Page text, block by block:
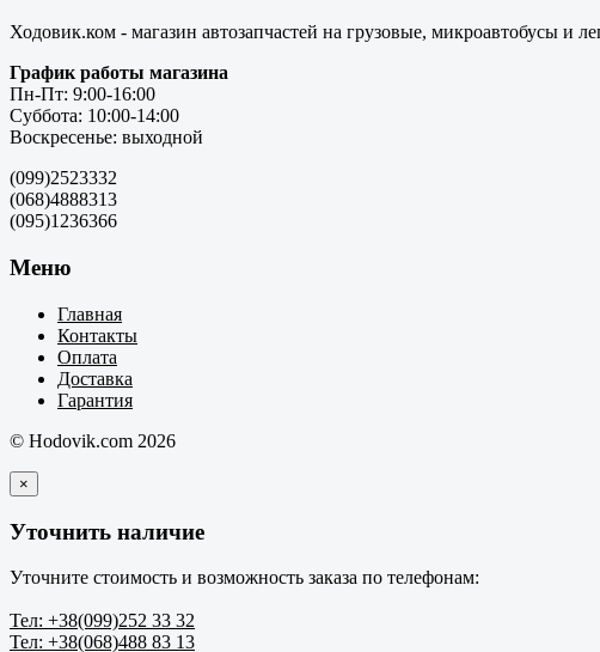
Ходовик.ком - магазин автозапчастей на грузовые, микроавтобусы и
График работы магазина
Пн-Пт: 9:00-16:00
Суббота: 10:00-14:00
Воскресенье: выходной
(099)2523332
(068)4888313
(095)1236366
Меню
Главная
Контакты
Оплата
Доставка
Гарантия
© Hodovik.com 2026
×
Уточнить наличие
Уточните стоимость и возможность заказа по телефонам:
Тел: +38(099)252 33 32
Тел: +38(068)488 83 13